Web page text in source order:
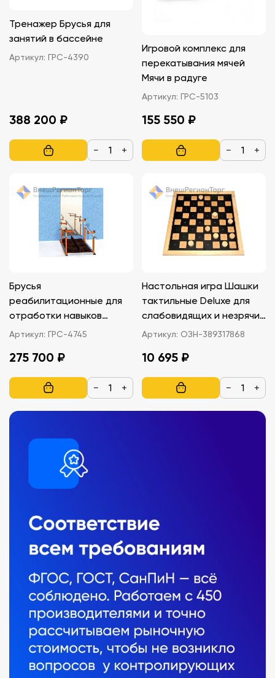
Тренажер Брусья для
занятий в бассейне
Артикул: ГРС-4390
388 200 ₽
− +
Игровой комплекс для
перекатывания мячей
Мячи в радуге
Артикул: ГРС-5103
155 550 ₽
− +
Брусья
реабилитационные для
отработки навыков
ходьбы
Артикул: ГРС-4745
275 700 ₽
− +
Настольная игра Шашки
тактильные Deluxe для
слабовидящих и незрячих
детей
Артикул: ОЗН-389317868
10 695 ₽
− +